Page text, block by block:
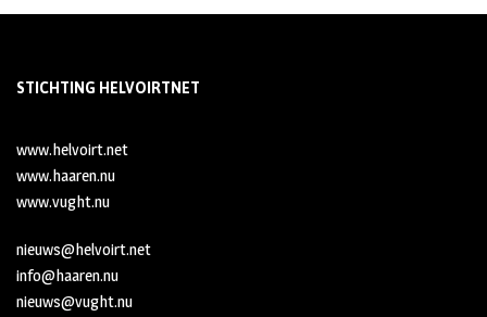
STICHTING HELVOIRTNET
www.helvoirt.net
www.haaren.nu
www.vught.nu
nieuws@helvoirt.net
info@haaren.nu
nieuws@vught.nu